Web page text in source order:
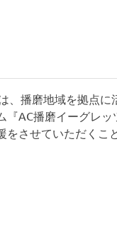
、播磨地域を拠点に
『AC播磨イーグレ
をさせていただくこ